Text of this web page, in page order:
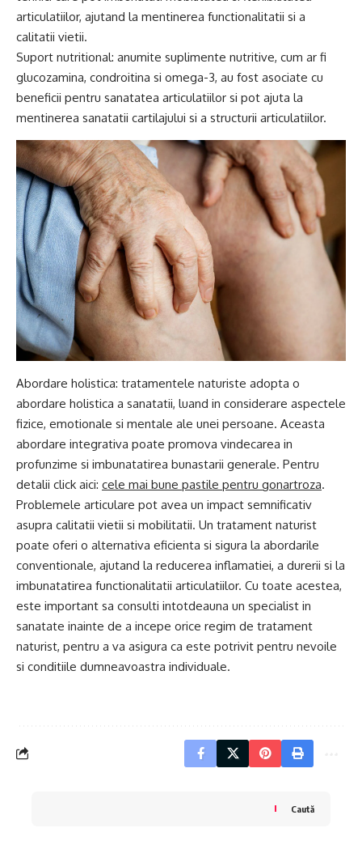
articulatiilor, ajutand la mentinerea functionalitatii si a
calitatii vietii.
Suport nutritional: anumite suplimente nutritive, cum ar fi
glucozamina, condroitina si omega-3, au fost asociate cu
beneficii pentru sanatatea articulatiilor si pot ajuta la
mentinerea sanatatii cartilajului si a structurii articulatiilor.
Abordare holistica: tratamentele naturiste adopta o
abordare holistica a sanatatii, luand in considerare aspectele
fizice, emotionale si mentale ale unei persoane. Aceasta
abordare integrativa poate promova vindecarea in
profunzime si imbunatatirea bunastarii generale. Pentru
detalii click aici: cele mai bune pastile pentru gonartroza.
Problemele articulare pot avea un impact semnificativ
asupra calitatii vietii si mobilitatii. Un tratament naturist
poate oferi o alternativa eficienta si sigura la abordarile
conventionale, ajutand la reducerea inflamatiei, a durerii si la
imbunatatirea functionalitatii articulatiilor. Cu toate acestea,
este important sa consulti intotdeauna un specialist in
sanatate inainte de a incepe orice regim de tratament
naturist, pentru a va asigura ca este potrivit pentru nevoile
si conditiile dumneavoastra individuale.
Caută